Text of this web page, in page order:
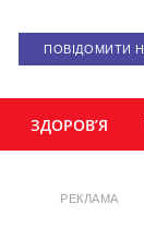
ПОВІДОМИТИ
ЗДОРОВ’Я
РЕКЛАМА